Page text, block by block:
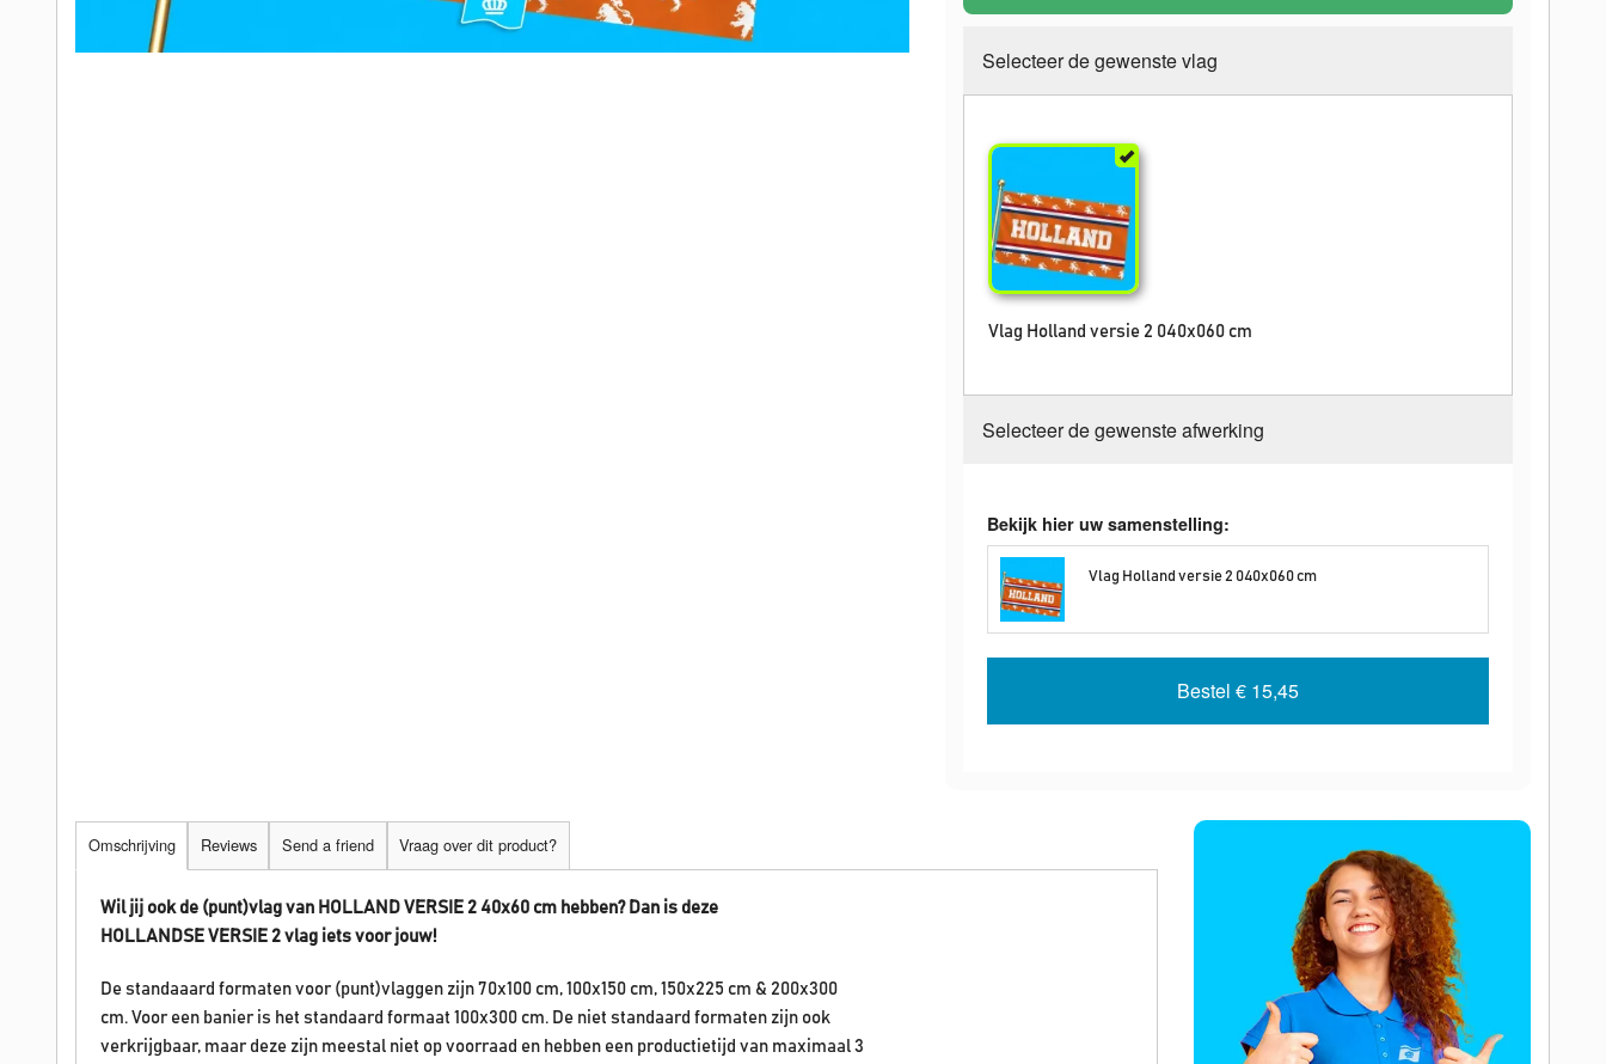
Selecteer de gewenste vlag
Vlag Holland versie 2 040x060 cm
Selecteer de gewenste afwerking
Bekijk hier uw samenstelling:
Vlag Holland versie 2 040x060 cm
Bestel € 15,45
Omschrijving Reviews Send a friend Vraag over dit product?
Wil jij ook de (punt)vlag van HOLLAND VERSIE 2 40x60 cm hebben? Dan is deze
HOLLANDSE VERSIE 2 vlag iets voor jouw!
De standaaard formaten voor (punt)vlaggen zijn 70x100 cm, 100x150 cm, 150x225 cm & 200x300
cm. Voor een banier is het standaard formaat 100x300 cm. De niet standaard formaten zijn ook
verkrijgbaar, maar deze zijn meestal niet op voorraad en hebben een productietijd van maximaal 3